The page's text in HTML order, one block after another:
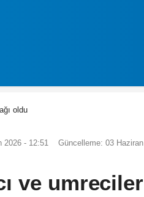
oldu
2026 - 12:51 Güncelleme: 03
ve